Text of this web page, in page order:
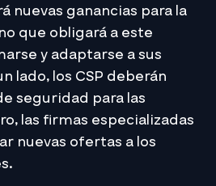
nuevas ganancias para la
que obligará a este
y adaptarse a sus
lado, los CSP deberán
seguridad para las
las firmas especializadas
nuevas ofertas a los